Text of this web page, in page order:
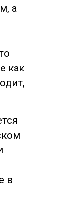
а
как
в